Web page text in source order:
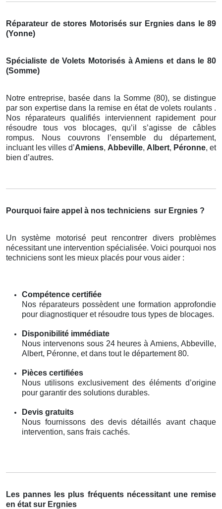
Réparateur de stores Motorisés sur Ergnies dans le 89
(Yonne)
Spécialiste de Volets Motorisés à Amiens et dans le 80
(Somme)
Notre entreprise, basée dans la Somme (80), se distingue
par son expertise dans la remise en état de volets roulants .
Nos réparateurs qualifiés interviennent rapidement pour
résoudre tous vos blocages, qu’il s’agisse de câbles
rompus. Nous couvrons l’ensemble du département,
incluant les villes d’Amiens, Abbeville, Albert, Péronne, et
bien d’autres.
Pourquoi faire appel à nos techniciens sur Ergnies ?
Un système motorisé peut rencontrer divers problèmes
nécessitant une intervention spécialisée. Voici pourquoi nos
techniciens sont les mieux placés pour vous aider :
Compétence certifiée
Nos réparateurs possèdent une formation approfondie
pour diagnostiquer et résoudre tous types de blocages.
Disponibilité immédiate
Nous intervenons sous 24 heures à Amiens, Abbeville,
Albert, Péronne, et dans tout le département 80.
Pièces certifiées
Nous utilisons exclusivement des éléments d’origine
pour garantir des solutions durables.
Devis gratuits
Nous fournissons des devis détaillés avant chaque
intervention, sans frais cachés.
Les pannes les plus fréquents nécessitant une remise
en état sur Ergnies